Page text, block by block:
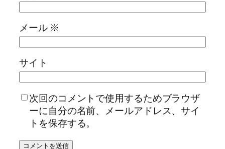
メール ※
サイト
次回のコメントで使用するためブラウザ
ーに自分の名前、メールアドレス、サイ
トを保存する。